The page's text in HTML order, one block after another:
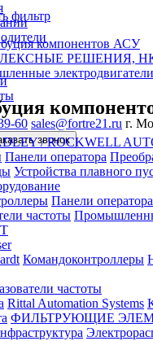
60 sales@fortre21.ru г.
звонок
фильтр
компонентов АСУ
РЕШЕНИЯ,
электродвигатели
/ ROCKWELL
Панели оператора
Устройства плавного
Панели оператора
частоты
Командоконтроллеры
частоты
Rittal Automation Systems
ФИЛЬТРУЮЩИЕ